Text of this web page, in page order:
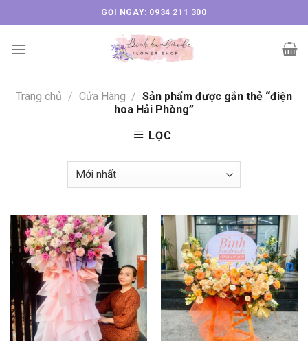
to
content
GỌI NGAY: 0934 211 300
Trang chủ / Cửa Hàng / Sản phẩm được gắn thẻ “điện
hoa Hải Phòng”
LỌC